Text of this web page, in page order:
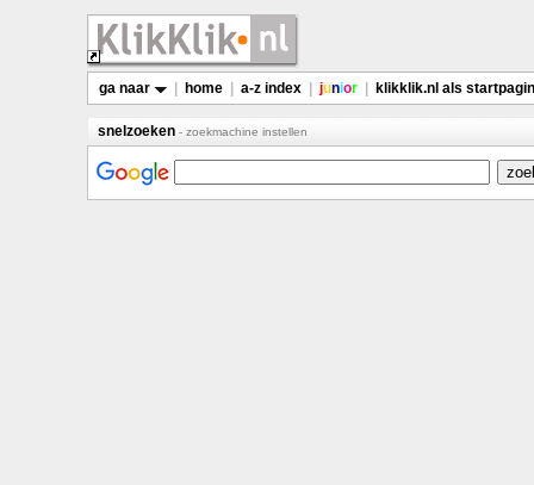
ga naar home a-z index junior klikklik.nl als
snelzoeken - zoekmachine instellen